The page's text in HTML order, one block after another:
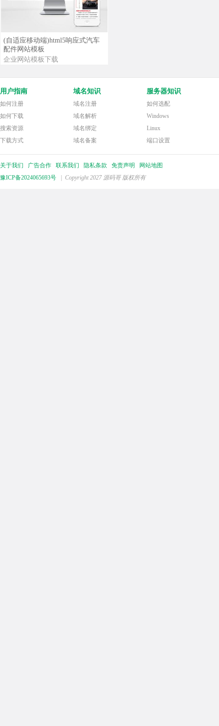
查看详情 查看演示
(自适应移动端)html5响应式汽车
配件网站模板
企业网站模板下载
用户指南
如何注册
如何下载
搜索资源
下载方式
域名知识
域名注册
域名解析
域名绑定
域名备案
服务器知识
如何选配
Windows
Linux
端口设置
关于我们 广告合作 联系我们 隐私条款 免责声明
网站地图
豫ICP备2024065693号
| Copyright 2027 源码哥 版权所有